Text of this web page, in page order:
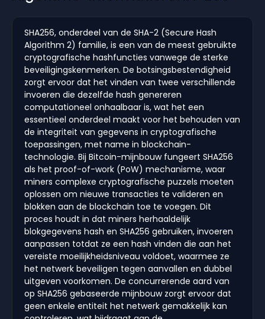
SHA256, onderdeel van de SHA-2 (Secure Hash
Algorithm 2) familie, is een van de meest gebruikte
cryptografische hashfuncties vanwege de sterke
beveiligingskenmerken. De botsingsbestendigheid
zorgt ervoor dat het vinden van twee verschillende
invoeren die dezelfde hash genereren
computationeel onhaalbaar is, wat het een
essentieel onderdeel maakt voor het behouden van
de integriteit van gegevens in cryptografische
toepassingen, met name in blockchain-
technologie. Bij Bitcoin-mijnbouw fungeert SHA256
als het proof-of-work (PoW) mechanisme, waar
miners complexe cryptografische puzzels moeten
oplossen om nieuwe transacties te valideren en
blokken aan de blockchain toe te voegen. Dit
proces houdt in dat miners herhaaldelijk
blokgegevens hash en SHA256 gebruiken, invoeren
aanpassen totdat ze een hash vinden die aan het
vereiste moeilijkheidsniveau voldoet, waarmee ze
het netwerk beveiligen tegen aanvallen en dubbel
uitgeven voorkomen. De concurrerende aard van
op SHA256 gebaseerde mijnbouw zorgt ervoor dat
geen enkele entiteit het netwerk gemakkelijk kan